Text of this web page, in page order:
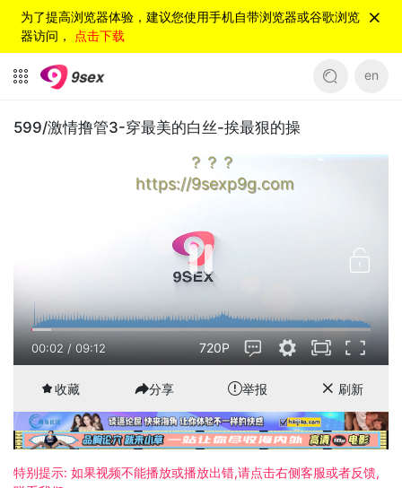
为了提高浏览器体验，建议您使用手机自带浏览器或谷歌浏览
器访问， 点击下载
en
599/激情撸管3-穿最美的白丝-挨最狠的操
？？？
https://9sexp9g.com
00:02 / 09:12 720P
收藏 分享 举报 刷新
特别提示: 如果视频不能播放或播放出错,请点击右侧客服或者反馈,